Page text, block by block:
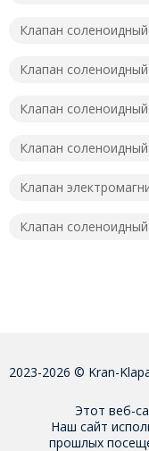
Клапан
Клапан
Клапан
Клапан
Клапан
Клапан
2023-2026 © Kran-
Этот веб-
Наш сайт
прошлых